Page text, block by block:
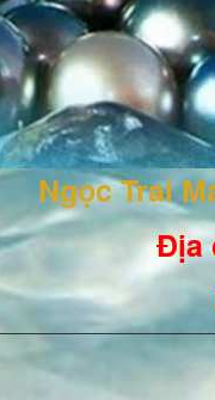
Ngọc Trai
Địa